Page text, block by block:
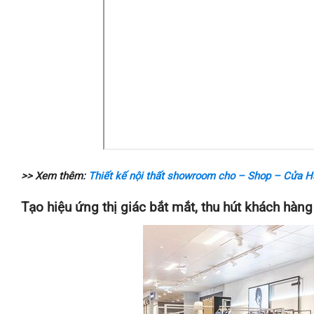
>> Xem thêm: Thiết kế nội thất showroom cho – Shop – Cửa
Tạo hiệu ứng thị giác bắt mắt, thu hút khách hàng